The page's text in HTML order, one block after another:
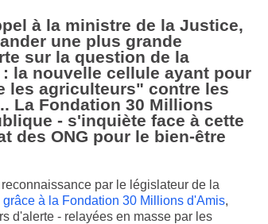
à la ministre de la Justice,
une plus grande
sur la question de la
la nouvelle cellule ayant pour
les agriculteurs" contre les
La Fondation 30 Millions
- s'inquiète face à cette
des ONG pour le bien-être
par le législateur de la
à la Fondation 30 Millions d'Amis,
d'alerte - relayées en masse par les